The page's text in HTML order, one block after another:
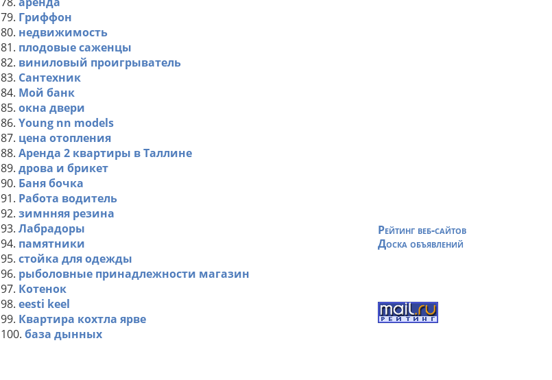
79. Гриффон
80. недвижимость
81. плодовые саженцы
82. виниловый проигрыватель
83. Сантехник
84. Мой банк
85. окна двери
86. Young nn models
87. цена отопления
88. Аренда 2 квартиры в Таллине
89. дрова и брикет
90. Баня бочка
91. Работа водитель
92. зимнняя резина
93. Лабрадоры
94. памятники
95. стойка для одежды
96. рыболовные принадлежности магазин
97. Котенок
98. eesti keel
99. Квартира кохтла ярве
100. база дынных
Рейтинг веб-сайтов
Доска объявлений